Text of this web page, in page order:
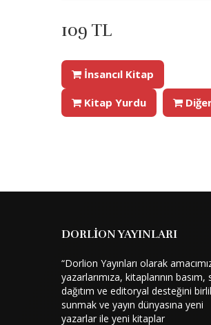
109 TL
İnsancıl Kitap
Kitap Yurdu
DORLİON YAYINLARI
“Dorlion Yayınları olarak
yazarlarımıza, kitaplarının basım,
dağıtım ve editoryal desteğini
sunmak ve yayın dünyasına yeni
yazarlar ile yeni kitaplar